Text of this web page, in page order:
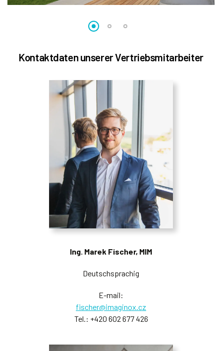
Kontaktdaten unserer Vertriebsmitarbeiter
Ing. Marek Fischer, MIM
Deutschsprachig
E-mail:
fischer@imaginox.cz
Tel.: +420 602 677 426